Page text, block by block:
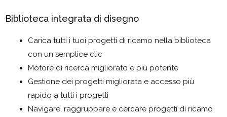
Biblioteca integrata di disegno
Carica tutti i tuoi progetti di ricamo nella biblioteca
con un semplice clic
Motore di ricerca migliorato e più potente
Gestione dei progetti migliorata e accesso più
rapido a tutti i progetti
Navigare, raggruppare e cercare progetti di ricamo